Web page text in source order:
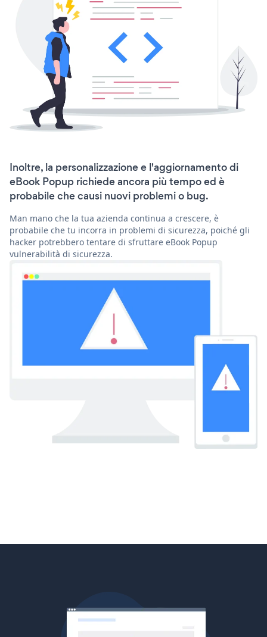
Inoltre, la personalizzazione e l'aggiornamento di
eBook Popup richiede ancora più tempo ed è
probabile che causi nuovi problemi o bug.
Man mano che la tua azienda continua a crescere, è
probabile che tu incorra in problemi di sicurezza, poiché gli
hacker potrebbero tentare di sfruttare eBook Popup
vulnerabilità di sicurezza.